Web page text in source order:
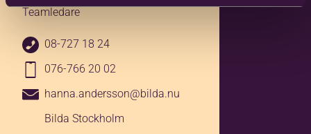
Teamledare
08-727 18 24
076-766 20 02
hanna.andersson@bilda.nu
Bilda Stockholm